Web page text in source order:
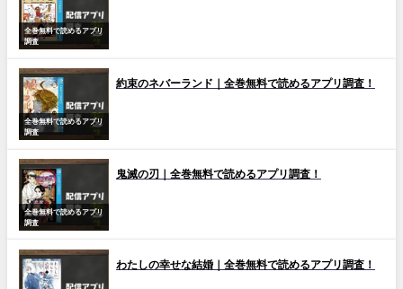
全巻無料で読めるアプリ
調査
全巻無料で読めるアプリ
調査
約束のネバーランド｜全巻無料で読めるアプリ調査！
全巻無料で読めるアプリ
調査
鬼滅の刃｜全巻無料で読めるアプリ調査！
わたしの幸せな結婚｜全巻無料で読めるアプリ調査！